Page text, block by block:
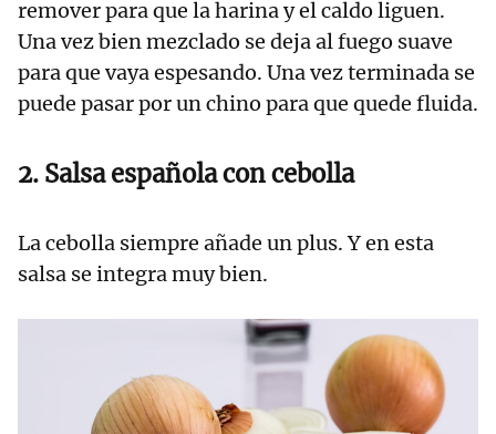
remover para que la harina y el caldo liguen.
Una vez bien mezclado se deja al fuego suave
para que vaya espesando. Una vez terminada se
puede pasar por un chino para que quede fluida.
2. Salsa española con cebolla
La cebolla siempre añade un plus. Y en esta
salsa se integra muy bien.